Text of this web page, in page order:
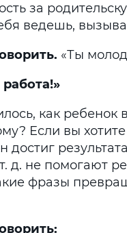
за
ведешь,
«Ты
как
Если вы
достиг
д. не помогают
фразы